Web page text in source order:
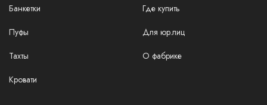
Банкетки
Пуфы
Тахты
Кровати
Где купить
Для юр.лиц
О фабрике